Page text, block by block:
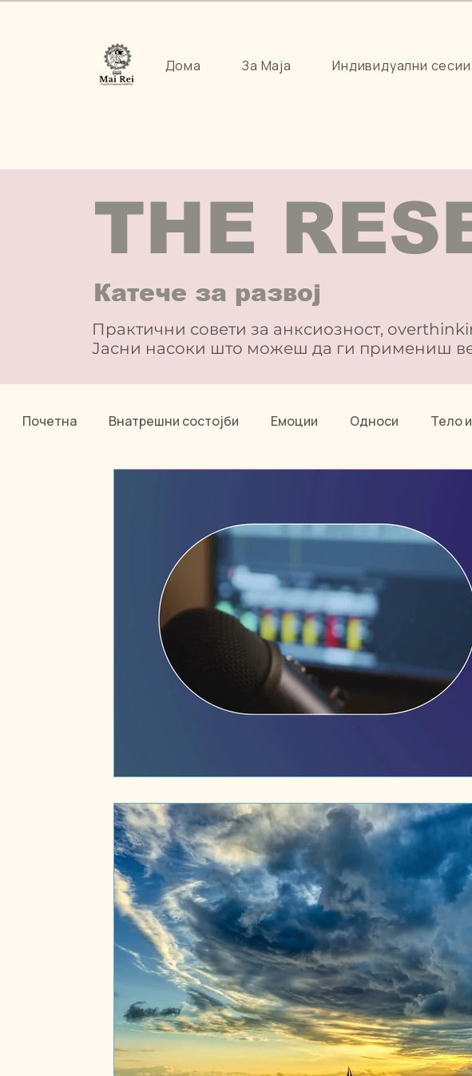
Дома За Маја Индивидуални сесии
THE
Катече за развој
Практични совети за анксиозност,
Јасни насоки што можеш да ги примениш
Почетна Внатрешни состојби Емоции Односи Тело